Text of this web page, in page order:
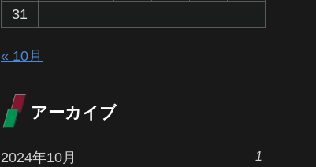
31
« 10月
アーカイブ
2024年10月 1